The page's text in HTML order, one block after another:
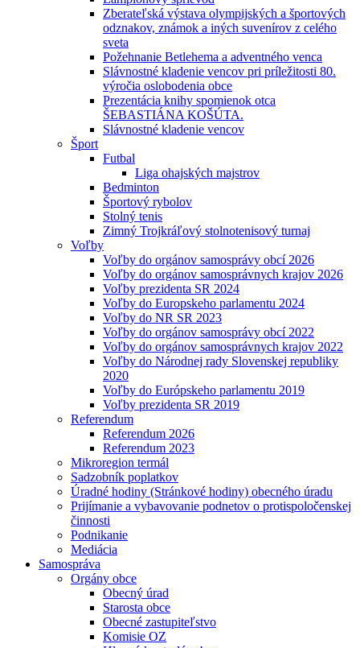
Zberateľská výstava olympijských a športových
odznakov, známok a iných suvenírov z celého
sveta
Požehnanie Betlehema a adventného venca
Slávnostné kladenie vencov pri príležitosti 80.
výročia oslobodenia obce
Prezentácia knihy spomienok otca
ŠEBASTIÁNA KOŠÚTA.
Slávnostné kladenie vencov
Šport
Futbal
Liga ohajských majstrov
Bedminton
Športový rybolov
Stolný tenis
Zimný Trojkráľový stolnotenisový turnaj
Voľby
Voľby do orgánov samosprávy obcí 2026
Voľby do orgánov samosprávnych krajov 2026
Voľby prezidenta SR 2024
Voľby do Europskeho parlamentu 2024
Voľby do NR SR 2023
Voľby do orgánov samosprávy obcí 2022
Voľby do orgánov samosprávnych krajov 2022
Voľby do Národnej rady Slovenskej republiky
2020
Voľby do Európskeho parlamentu 2019
Voľby prezidenta SR 2019
Referendum
Referendum 2026
Referendum 2023
Mikroregion termál
Sadzobník poplatkov
Úradné hodiny (Stránkové hodiny) obecného úradu
Prijímanie a vybavovanie podnetov o protispoločenskej
činnosti
Podnikanie
Mediácia
Samospráva
Orgány obce
Obecný úrad
Starosta obce
Obecné zastupiteľstvo
Komisie OZ